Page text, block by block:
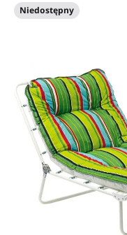
Niedostępny